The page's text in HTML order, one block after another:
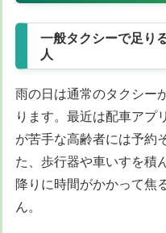
一般タクシーで足り
人
雨の日は通常のタクシー
ります。最近は配車アプ
が苦手な高齢者には予約
た、歩行器や車いすを積
降りに時間がかかって焦
ん。